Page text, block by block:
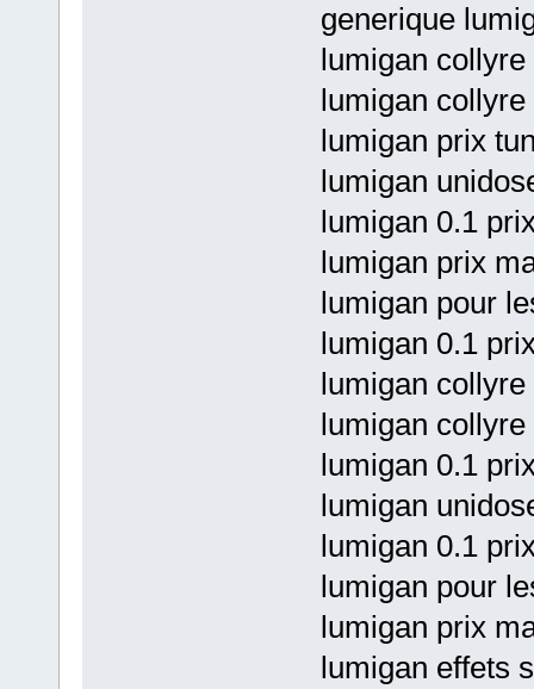
generique
lumigan
lumigan
lumigan prix
lumigan
lumigan 0.1
lumigan prix
lumigan pour
lumigan 0.1
lumigan
lumigan
lumigan 0.1
lumigan
lumigan 0.1
lumigan pour
lumigan prix
lumigan effets